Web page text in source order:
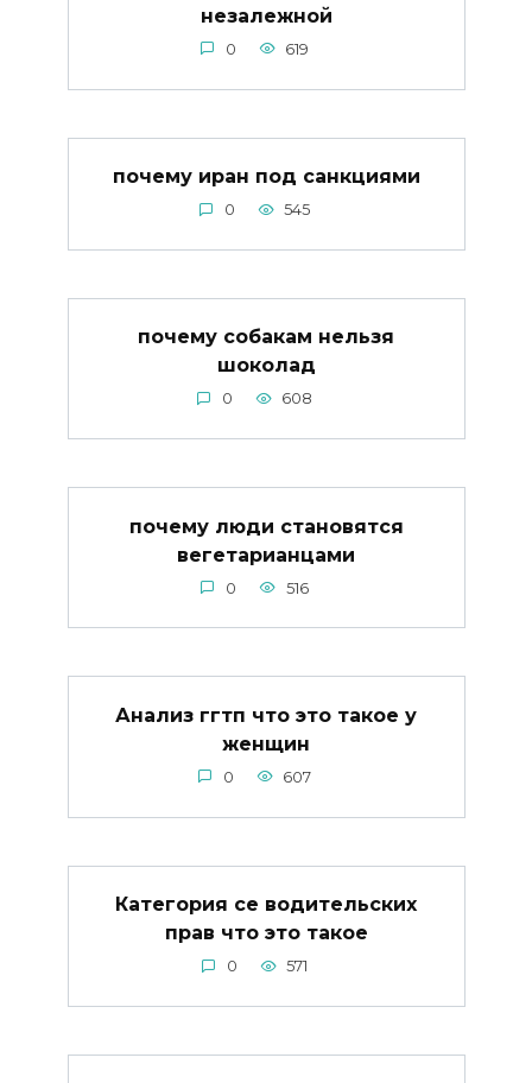
незалежной
0 619
почему иран под санкциями
0 545
почему собакам нельзя
шоколад
0 608
почему люди становятся
вегетарианцами
0 516
Анализ ггтп что это такое у
женщин
0 607
Категория се водительских
прав что это такое
0 571